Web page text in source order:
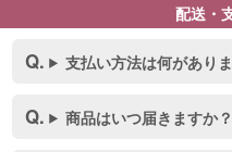
配送・
支払い方法は何があり
商品はいつ届きますか